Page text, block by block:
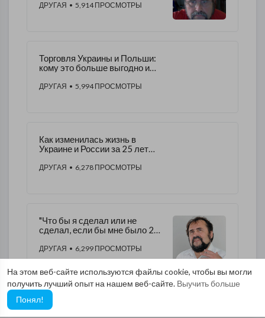
На этом веб-сайте используются файлы cookie, чтобы вы могли
получить лучший опыт на нашем веб-сайте. Выучить больше
Понял!
ДРУГАЯ • 5,914 ПРОСМОТРЫ
Торговля Украины и Польши:
кому это больше выгодно и
ДРУГАЯ • 5,994 ПРОСМОТРЫ
Как изменилась жизнь в
Украине и России за 25 лет
ДРУГАЯ • 6,278 ПРОСМОТРЫ
"Что бы я сделал или не
сделал, если бы мне было 20
ДРУГАЯ • 6,299 ПРОСМОТРЫ